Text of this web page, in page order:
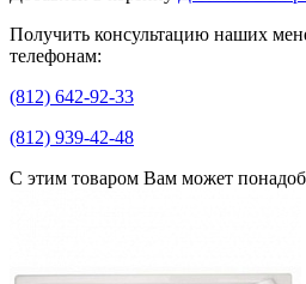
Получить консультацию наших
телефонам:
(812) 642-92-33
(812) 939-42-48
С этим товаром Вам может